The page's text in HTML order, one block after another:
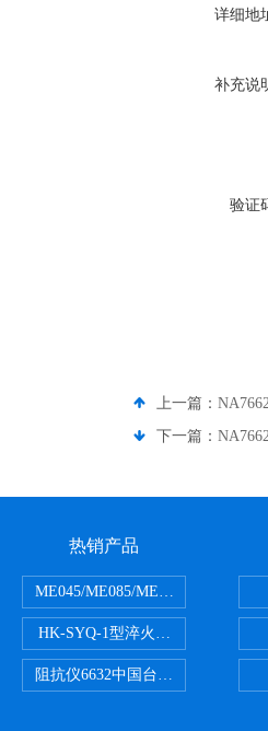
详细地
补充说
验证
上一篇：
下一篇：
热销产品
ME045/ME085/ME150ME系列
HK-SYQ-1型淬火介质冷却性能测
阻抗仪6632中国台湾益和